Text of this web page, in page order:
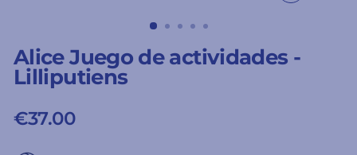
CERRAR
Alice Juego de actividades -
Lilliputiens
€37.00